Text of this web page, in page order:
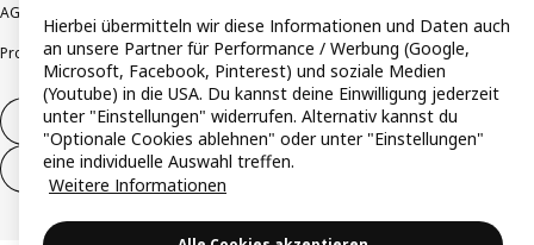
AGB
ProduktrückrufeResponsible DisclosureVertrauensstelle
Vertrag widerrufen
Vertrag widerrufen (Services & Leistungen)
Hierbei übermitteln wir diese Informationen und Daten auch
an unsere Partner für Performance / Werbung (Google,
Microsoft, Facebook, Pinterest) und soziale Medien
(Youtube) in die USA. Du kannst deine Einwilligung jederzeit
unter "Einstellungen" widerrufen. Alternativ kannst du
"Optionale Cookies ablehnen" oder unter "Einstellungen"
eine individuelle Auswahl treffen.
Weitere Informationen